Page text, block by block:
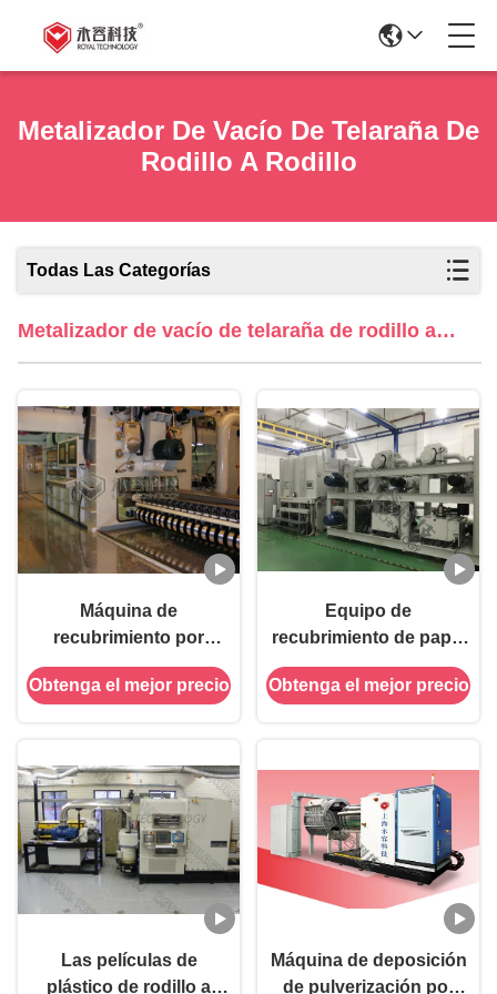
Metalizador De Vacío De Telaraña De
Rodillo A Rodillo
Todas Las Categorías
Metalizador de vacío de telaraña de rodillo a
rodillo
Máquina de
recubrimiento por
evaporación térmica de
rodillo a rodillo
Obtenga el mejor precio
Equipo de
recubrimiento de papel
de embalaje con telas
de vacío de rodillo a
Obtenga el mejor precio
Las películas de
plástico de rodillo a
Máquina de deposición
de pulverización por